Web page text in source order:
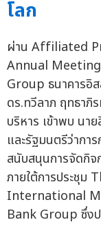
โลก
ผ่าน Affiliated
Annual
Group ธนาคารอิ
ดร.ทวีลาภ ฤทธาภิ
บริหาร เข้าพบ นา
และรัฐมนตรีว่ากา
สนับสนุนการจัดกิ
ภายใต้การประชุ
International
Bank Group ซึ่งป